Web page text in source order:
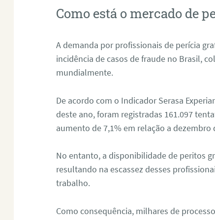
Como está o mercado de
A demanda por profissionais de perícia
incidência de casos de fraude no Brasil,
mundialmente.
De acordo com o Indicador Serasa
deste ano, foram registradas 161.097
aumento de 7,1% em relação a dezembro
No entanto, a disponibilidade de peritos
resultando na escassez desses
trabalho.
Como consequência, milhares de